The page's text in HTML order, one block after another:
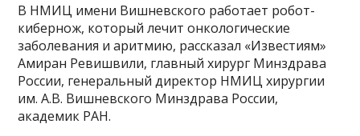
В НМИЦ имени Вишневского работает робот-
кибернож, который лечит онкологические
заболевания и аритмию, рассказал «Известиям»
Амиран Ревишвили, главный хирург Минздрава
России, генеральный директор НМИЦ хирургии
им. А.В. Вишневского Минздрава России,
академик РАН.